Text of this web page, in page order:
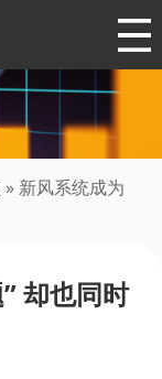
» 新风系统成为
却也同时